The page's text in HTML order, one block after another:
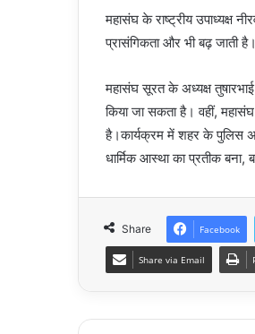
महासंघ के राष्ट्रीय उपाध्यक्ष
प्रासंगिकता और भी बढ़ जाती
महासंघ सूरत के अध्यक्ष
किया जा सकता है। वहीं,
है।कार्यक्रम में शहर के पुलिस
धार्मिक आस्था का प्रतीक
Share Facebook
Share via Email